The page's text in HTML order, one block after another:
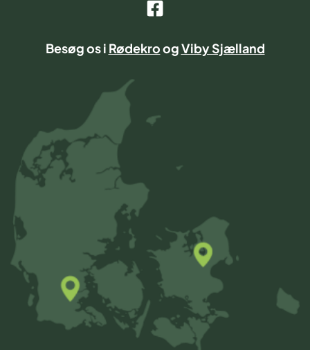
Besøg os i RødekroogViby Sjælland